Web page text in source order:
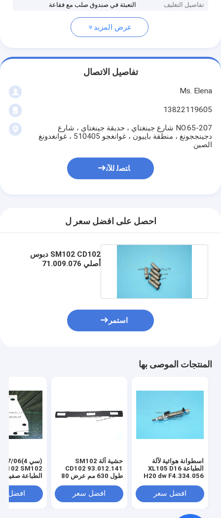
تفاصيل التغليف
التعبئة في صندوق صلب مع فقاعة
عرض المزيد
تفاصيل الاتصال
Ms. Elena
13822119605
207-NO.65 شارع جينغتاي ، حديقة جينغتاي ، شارع
دجينججونغ ، منطقة باييون ، غوانغجو 510405 ، غوانغدونغ
الصين
ﺎﺘﺼﻟ ﺍﻶﻧ
احصل على افضل سعر ل
SM102 CD102 دبوس
أصلي 71.009.076
استمر
المنتجات الموصى بها
اسطوانة هوائية لآلة
الطباعة XL105 D16
H20 dw F4.334.056
افضل سعر
حشية آلة SM102
CD102 93.012.141
طول 630 مم عرض 80
افضل سعر
(سي
الطباعة صفيحة
افضل